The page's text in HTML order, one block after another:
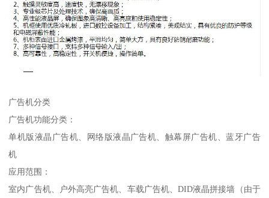
广告机分类
广告机功能分类：
单机版液晶广告机、网络版液晶广告机、触幕屏广告机、蓝牙广告
机
应用范围：
室内广告机、户外高亮广告机、车载广告机、DID液晶拼接墙（由于